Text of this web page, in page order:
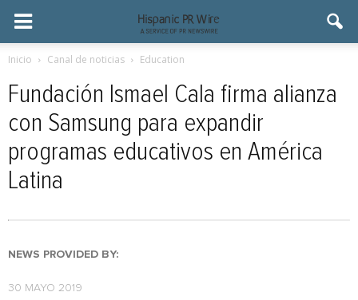
Inicio Canal de noticias Education
Fundación Ismael Cala firma alianza
con Samsung para expandir
programas educativos en América
Latina
NEWS PROVIDED BY:
30 MAYO 2019